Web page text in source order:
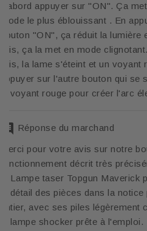
d'abord appuyer sur "ON". Ça
mode le plus éblouissant . En
bouton "ON", ça réduit la lumière
fois, ça la met en mode
fois, la lame s'éteint et un
appuyer sur l'autre bouton qui se
le voyant rouge pour créer l'arc
comment Réponse du marchand
Merci pour votre avis sur notre
fonctionnement décrit très
la Lampe taser Topgun Maverick
le détail des pièces dans la
entier, avec ses piles légèrement
la lampe shocker prête à